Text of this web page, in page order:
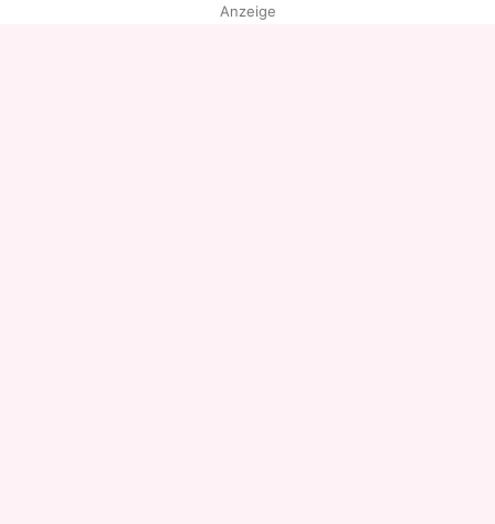
Anzeige